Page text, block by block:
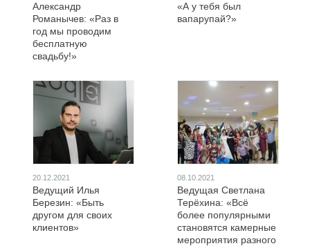
Александр
Романычев: «Раз в
год мы проводим
бесплатную
свадьбу!»
«А у тебя был
вапарупай?»
20.12.2021
Ведущий Илья
Березин: «Быть
другом для своих
клиентов»
08.10.2021
Ведущая Светлана
Терёхина: «Всё
более популярными
становятся камерные
мероприятия разного